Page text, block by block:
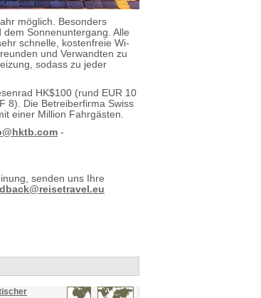
möglich. Besonders
Sonnenuntergang. Alle
schnelle, kostenfreie Wi-
und Verwandten zu
sodass zu jeder
HK$100 (rund EUR 10
8). Die Betreiberfirma Swiss
einer Million Fahrgästen.
-
senden uns Ihre